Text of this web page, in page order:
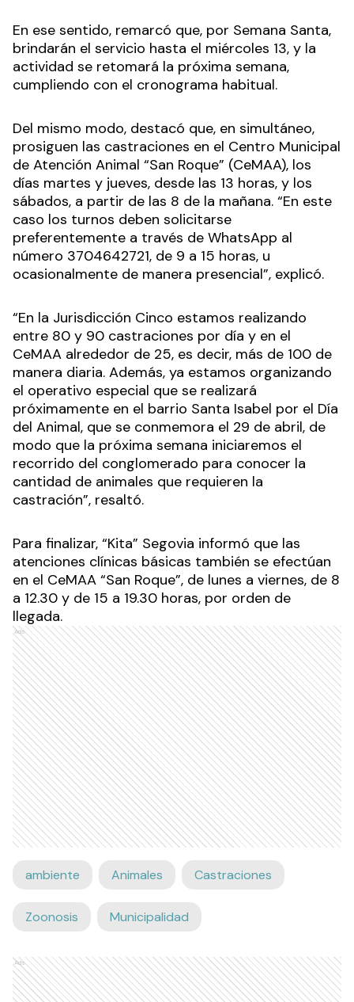
En ese sentido, remarcó que, por Semana Santa,
brindarán el servicio hasta el miércoles 13, y la
actividad se retomará la próxima semana,
cumpliendo con el cronograma habitual.
Del mismo modo, destacó que, en simultáneo,
prosiguen las castraciones en el Centro Municipal
de Atención Animal “San Roque” (CeMAA), los
días martes y jueves, desde las 13 horas, y los
sábados, a partir de las 8 de la mañana. “En este
caso los turnos deben solicitarse
preferentemente a través de WhatsApp al
número 3704642721, de 9 a 15 horas, u
ocasionalmente de manera presencial”, explicó.
“En la Jurisdicción Cinco estamos realizando
entre 80 y 90 castraciones por día y en el
CeMAA alrededor de 25, es decir, más de 100 de
manera diaria. Además, ya estamos organizando
el operativo especial que se realizará
próximamente en el barrio Santa Isabel por el Día
del Animal, que se conmemora el 29 de abril, de
modo que la próxima semana iniciaremos el
recorrido del conglomerado para conocer la
cantidad de animales que requieren la
castración”, resaltó.
Para finalizar, “Kita” Segovia informó que las
atenciones clínicas básicas también se efectúan
en el CeMAA “San Roque”, de lunes a viernes, de 8
a 12.30 y de 15 a 19.30 horas, por orden de
llegada.
Ads
ambiente Animales Castraciones
Zoonosis Municipalidad
Ads